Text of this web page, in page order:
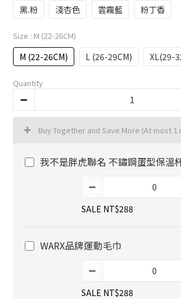
黑.粉
淺杏色 雲霧藍 粉丁香
Size : M (22-26CM)
M (22-26CM) L (26-29CM) XL(29-
Quantity
Buy Together and Save More (At most 1
我不是胖虎聯名 不鏽鋼蛋型保溫
SALE NT$288
WARX品牌運動毛巾
SALE NT$288